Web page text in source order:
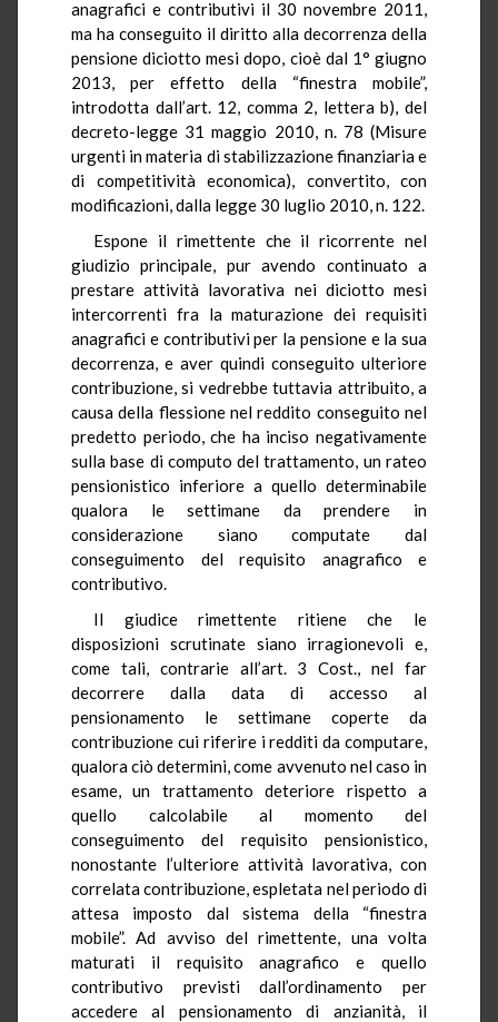
anagrafici e contributivi il 30 novembre 2011,
ma ha conseguito il diritto alla decorrenza della
pensione diciotto mesi dopo, cioè dal 1° giugno
2013, per effetto della “finestra mobile”,
introdotta dall’art. 12, comma 2, lettera b), del
decreto-legge 31 maggio 2010, n. 78 (Misure
urgenti in materia di stabilizzazione finanziaria e
di competitività economica), convertito, con
modificazioni, dalla legge 30 luglio 2010, n. 122.
Espone il rimettente che il ricorrente nel
giudizio principale, pur avendo continuato a
prestare attività lavorativa nei diciotto mesi
intercorrenti fra la maturazione dei requisiti
anagrafici e contributivi per la pensione e la sua
decorrenza, e aver quindi conseguito ulteriore
contribuzione, si vedrebbe tuttavia attribuito, a
causa della flessione nel reddito conseguito nel
predetto periodo, che ha inciso negativamente
sulla base di computo del trattamento, un rateo
pensionistico inferiore a quello determinabile
qualora le settimane da prendere in
considerazione siano computate dal
conseguimento del requisito anagrafico e
contributivo.
Il giudice rimettente ritiene che le
disposizioni scrutinate siano irragionevoli e,
come tali, contrarie all’art. 3 Cost., nel far
decorrere dalla data di accesso al
pensionamento le settimane coperte da
contribuzione cui riferire i redditi da computare,
qualora ciò determini, come avvenuto nel caso in
esame, un trattamento deteriore rispetto a
quello calcolabile al momento del
conseguimento del requisito pensionistico,
nonostante l’ulteriore attività lavorativa, con
correlata contribuzione, espletata nel periodo di
attesa imposto dal sistema della “finestra
mobile”. Ad avviso del rimettente, una volta
maturati il requisito anagrafico e quello
contributivo previsti dall’ordinamento per
accedere al pensionamento di anzianità, il